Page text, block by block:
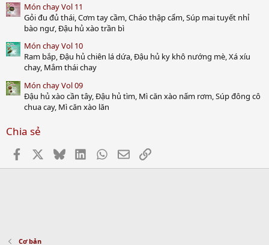
Món chay Vol 11
Gỏi đu đủ thái, Cơm tay cầm, Cháo thập cẩm, Súp mai tuyết nhỉ
bào ngư, Đậu hủ xào trần bì
Món chay Vol 10
Ram bắp, Đậu hủ chiên lá dứa, Đậu hủ ky khô nướng mè, Xá xíu
chay, Mắm thái chay
Món chay Vol 09
Đậu hủ xào cần tây, Đậu hủ tìm, Mì căn xào nấm rơm, Súp đông cô
chua cay, Mì căn xào lăn
Chia sẻ
Facebook BlueskyLinkedInWhatsApp
EmailLink
Cơ bản